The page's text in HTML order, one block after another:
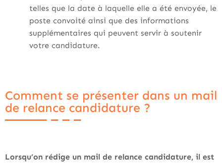
telles que la date à laquelle elle a été envoyée, le
poste convoité ainsi que des informations
supplémentaires qui peuvent servir à soutenir
votre candidature.
Comment se présenter dans un mail
de relance candidature ?
Lorsqu’on rédige un mail de relance candidature, il est